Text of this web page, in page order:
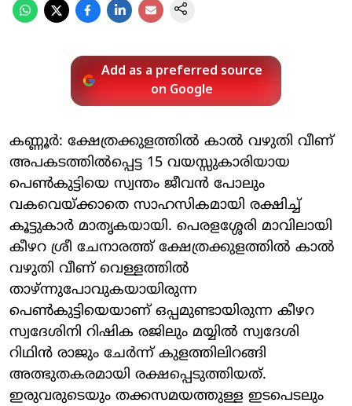
Add as a preferred source
on Google
കണ്ണൂർ: ക്ഷേത്രക്കുളത്തിൽ കാൽ വഴുതി വീണ്
അപകടത്തിൽപ്പെട്ട 15 വയസ്സുകാരിയായ
പെൺകുട്ടിയെ സ്വന്തം ജീവൻ പോലും
വകവെയ്ക്കാതെ സാഹസികമായി രക്ഷിച്ച്
കൂട്ടുകാർ മാതൃകയായി. പെരളശ്ശേരി മാവിലായി
കീഴറ ശ്രീ ചേനാരത്ത് ക്ഷേത്രക്കുളത്തിൽ കാൽ
വഴുതി വീണ് വെള്ളത്തിൽ
താഴ്ന്നുപോവുകയായിരുന്ന
പെൺകുട്ടിയെയാണ് ഒപ്പമുണ്ടായിരുന്ന കീഴറ
സ്വദേശിനി റിഷിക രജിലും മയ്യിൽ സ്വദേശി
റിഥിൻ രാജും ചേർന്ന് കുളത്തിലിറങ്ങി
അത്ഭുതകരമായി രക്ഷപ്പെടുത്തിയത്.
ഇരുവരുടെയും തക്കസമയത്തുള്ള ഇടപെടലും